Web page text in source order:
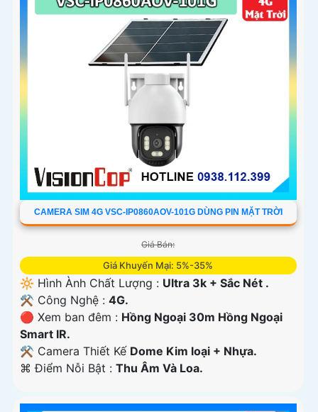
CAMERA SIM 4G VSC-IP0860AOV-101G DÙNG PIN MẶT TRỜI
Giá Bán:
Giá Khuyến Mại: 5%-35%
🔆 Hình Ành Chất Lượng : Ultra 3k + Sắc Nét .
⚒ Công Nghệ : 4G.
🔴 Xem ban đêm : Hồng Ngoại 30m Hồng Ngoại
Smart IR.
⚒ Camera Thiết Kế Dome Kim loại + Nhựa.
️⌘ Điểm Nỗi Bật : Thu Âm Và Loa.